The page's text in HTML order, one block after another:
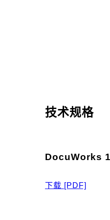
技术规格
DocuWorks
下载 [PDF]